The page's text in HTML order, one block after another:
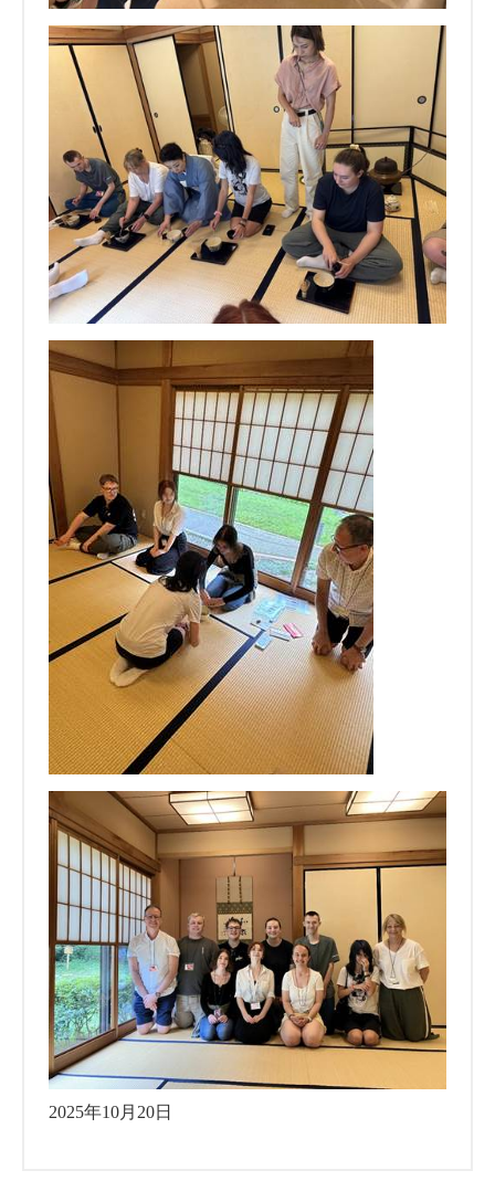
2025年10月20日